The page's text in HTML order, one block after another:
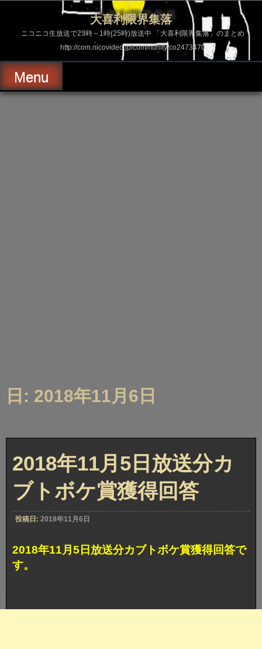
ス
ッ
プ
大喜利限界集落
ニコニコ生放送で23時～1時(25時)放送中 「大喜利限界集落」のまとめ
http://com.nicovideo.jp/community/co2473470
Menu
日: 2018年11月6日
2018年11月5日放送分カ
ブトボケ賞獲得回答
投稿日: 2018年11月6日
2018年11月5日放送分カブトボケ賞獲得回答で
す。